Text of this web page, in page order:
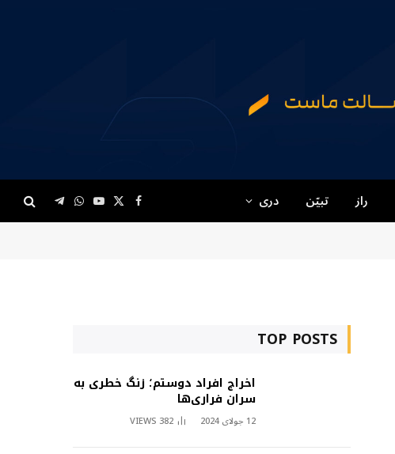
راز تبیّن دری Facebook
X
(Twitter)
YouTube
WhatsApp
Telegram
TOP POSTS
اخراج افراد دوستم؛ زنگ خطری به
سران فراری‌ها
12 جولای 2024 382
VIEWS